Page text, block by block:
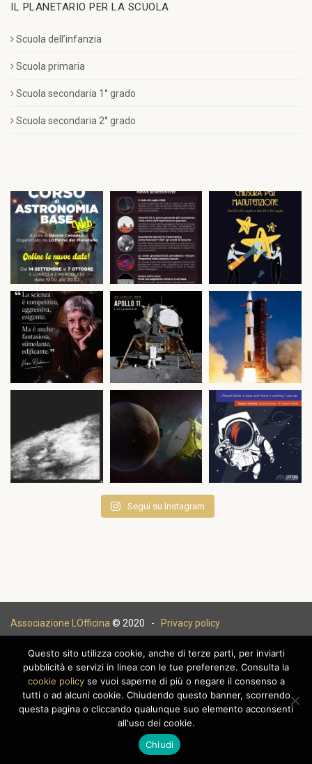
IL PLANETARIO PER LA SCUOLA
Scuola dell’infanzia
Scuola primaria
Scuola secondaria 1° grado
Scuola secondaria 2° grado
Segui su Instagram
Associazione LOfficina © 2020 - Privacy policy
Questo sito utilizza cookie, anche di terze parti, per inviarti
pubblicità e servizi in linea con le tue preferenze. Consulta la
cookie policyse vuoi saperne di più o negare il consenso a
tutti o ad alcuni cookie. Chiudendo questo banner, scorrendo
questa pagina o cliccando qualunque suo elemento acconsenti
all'uso dei cookie.
Chiudi